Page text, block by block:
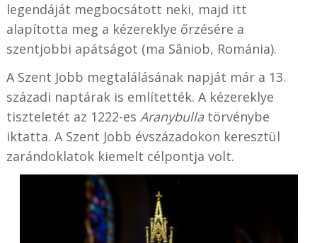
legendáját megbocsátott neki, majd itt
alapította meg a kézereklye őrzésére a
szentjobbi apátságot (ma Sâniob, Románia).
A Szent Jobb megtalálásának napját már a 13.
századi naptárak is említették. A kézereklye
tiszteletét az 1222-es Aranybullatörvénybe
iktatta. A Szent Jobb évszázadokon keresztül
zarándoklatok kiemelt célpontja volt.